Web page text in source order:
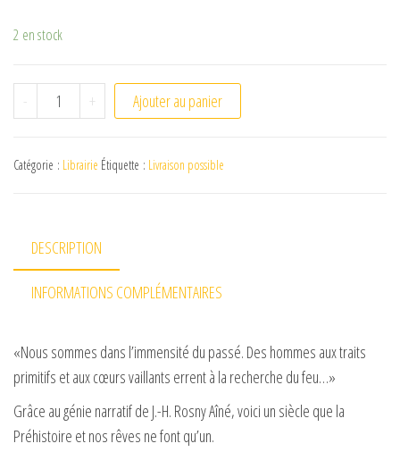
2 en stock
- quantité de La guerre du Feu (J.-H. Rosny Aîné)
+ Ajouter au panier
Catégorie : Librairie Étiquette : Livraison possible
DESCRIPTION
INFORMATIONS COMPLÉMENTAIRES
«Nous sommes dans l’immensité du passé. Des hommes aux traits
primitifs et aux cœurs vaillants errent à la recherche du feu…»
Grâce au génie narratif de J.-H. Rosny Aîné, voici un siècle que la
Préhistoire et nos rêves ne font qu’un.